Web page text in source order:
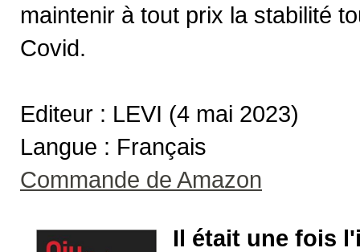
maintenir à tout prix la stabilité
Covid.
Editeur : LEVI (4 mai 2023)
Langue : Français
Commande de Amazon
Il était une fois